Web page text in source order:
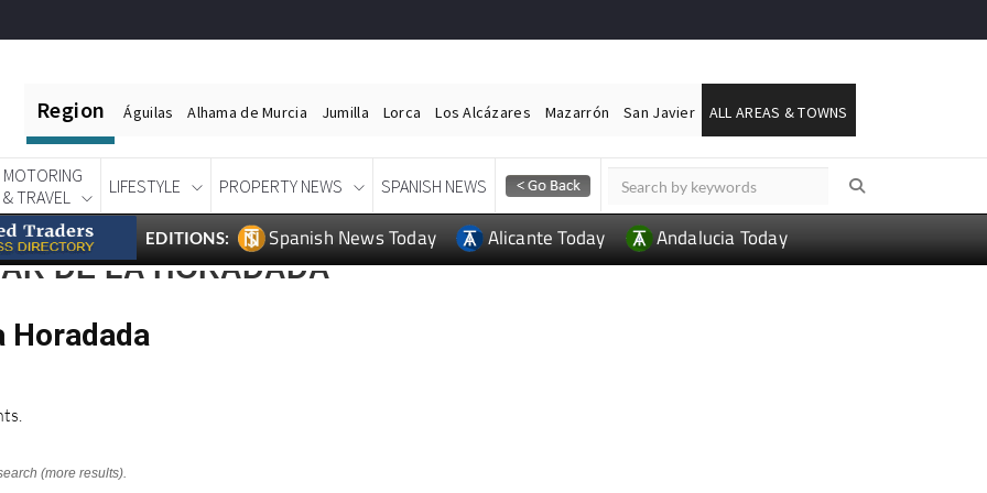
Region Águilas Alhama de Murcia Jumilla Lorca Los Alcázares Mazarrón San Javier ALL AREAS & TOWNS
MOTORING
& TRAVEL
LIFESTYLE PROPERTY NEWS SPANISH NEWS
EDITIONS: Spanish News Today Alicante Today Andalucia Today
DE LA HORADADA
Horadada
(more results).